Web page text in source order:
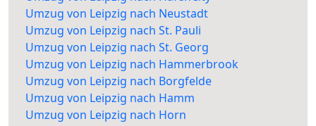
Umzug von Leipzig nach Neustadt
Umzug von Leipzig nach St. Pauli
Umzug von Leipzig nach St. Georg
Umzug von Leipzig nach Hammerbrook
Umzug von Leipzig nach Borgfelde
Umzug von Leipzig nach Hamm
Umzug von Leipzig nach Horn